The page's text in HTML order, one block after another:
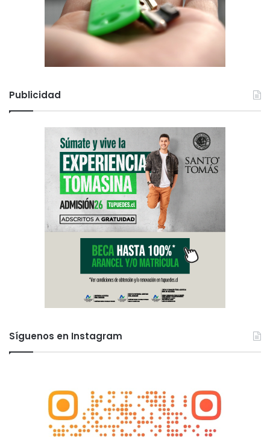
Publicidad
Síguenos en Instagram